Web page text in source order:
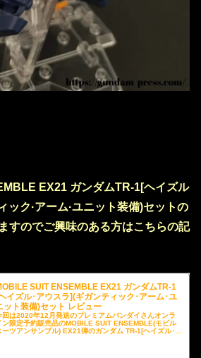
EX21 ガンダムTR-1[ヘイズル
ック·アーム·ユニット装備)セットの
すのでご興味のある方はこちらの記
SUIT ENSEMBLE EX21 ガンダムTR-1
イズル･アウスラ](ギガンティック･アーム･ユ
ット装備)セット レビュー
回は2020年12月発送のプレミアムバンダイさんオンラ
ン限定予約販売品のMOBILE SUIT ENSEMBLE(モビル
ーツアンサンブル) EX21弾のガンダム TR-1[ヘイズル･ア